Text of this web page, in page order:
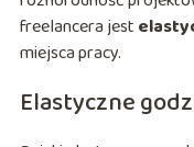
freelancera jest
miejsca pracy.
Elastyczne